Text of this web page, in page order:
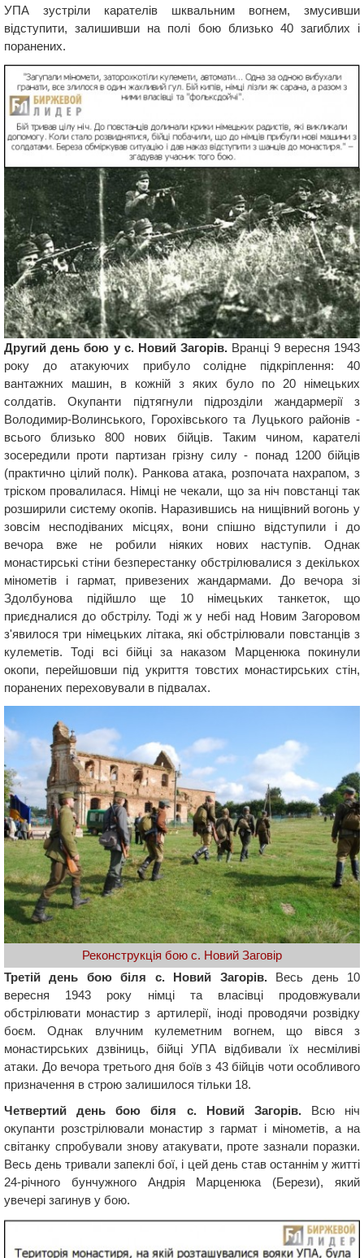
УПА зустріли карателів шквальним вогнем, змусивши
відступити, залишивши на полі бою близько 40 загиблих і
поранених.
Другий день бою у с. Новий Загорів. Вранці 9 вересня 1943
року до атакуючих прибуло солідне підкріплення: 40
вантажних машин, в кожній з яких було по 20 німецьких
солдатів. Окупанти підтягнули підрозділи жандармерії з
Володимир-Волинського, Горохівського та Луцького районів -
всього близько 800 нових бійців. Таким чином, карателі
зосередили проти партизан грізну силу - понад 1200 бійців
(практично цілий полк). Ранкова атака, розпочата нахрапом, з
тріском провалилася. Німці не чекали, що за ніч повстанці так
розширили систему окопів. Наразившись на нищівний вогонь у
зовсім несподіваних місцях, вони спішно відступили і до
вечора вже не робили ніяких нових наступів. Однак
монастирські стіни безперестанку обстрілювалися з декількох
мінометів і гармат, привезених жандармами. До вечора зі
Здолбунова підійшло ще 10 німецьких танкеток, що
приєдналися до обстрілу. Тоді ж у небі над Новим Загоровом
з'явилося три німецьких літака, які обстрілювали повстанців з
кулеметів. Тоді всі бійці за наказом Марценюка покинули
окопи, перейшовши під укриття товстих монастирських стін,
поранених переховували в підвалах.
Реконструкція бою с. Новий Заговір
Третій день бою біля с. Новий Загорів.Весь день 10
вересня 1943 року німці та власівці продовжували
обстрілювати монастир з артилерії, іноді проводячи розвідку
боєм. Однак влучним кулеметним вогнем, що вівся з
монастирських дзвіниць, бійці УПА відбивали їх несміливі
атаки. До вечора третього дня боїв з 43 бійців чоти особливого
призначення в строю залишилося тільки 18.
Четвертий день бою біля с. Новий Загорів.Всю ніч
окупанти розстрілювали монастир з гармат і мінометів, а на
світанку спробували знову атакувати, проте зазнали поразки.
Весь день тривали запеклі бої, і цей день став останнім у житті
24-річного бунчужного Андрія Марценюка (Берези), який
увечері загинув у бою.